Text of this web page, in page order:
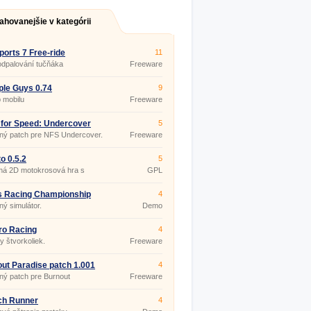
v kategórii
7 Free-ride
tučňáka
11
Freeware
Guys 0.74
mobilu
9
Freeware
for Speed: Undercover
1.0.1.18
patch pre NFS Undercover.
5
Freeware
0.5.2
2D motokrosová hra s
na fyziku.
5
GPL
Racing Championship
simulátor.
4
Demo
Racing
štvorkoliek.
4
Freeware
Paradise patch 1.001
patch pre Burnout
4
Freeware
Runner
4